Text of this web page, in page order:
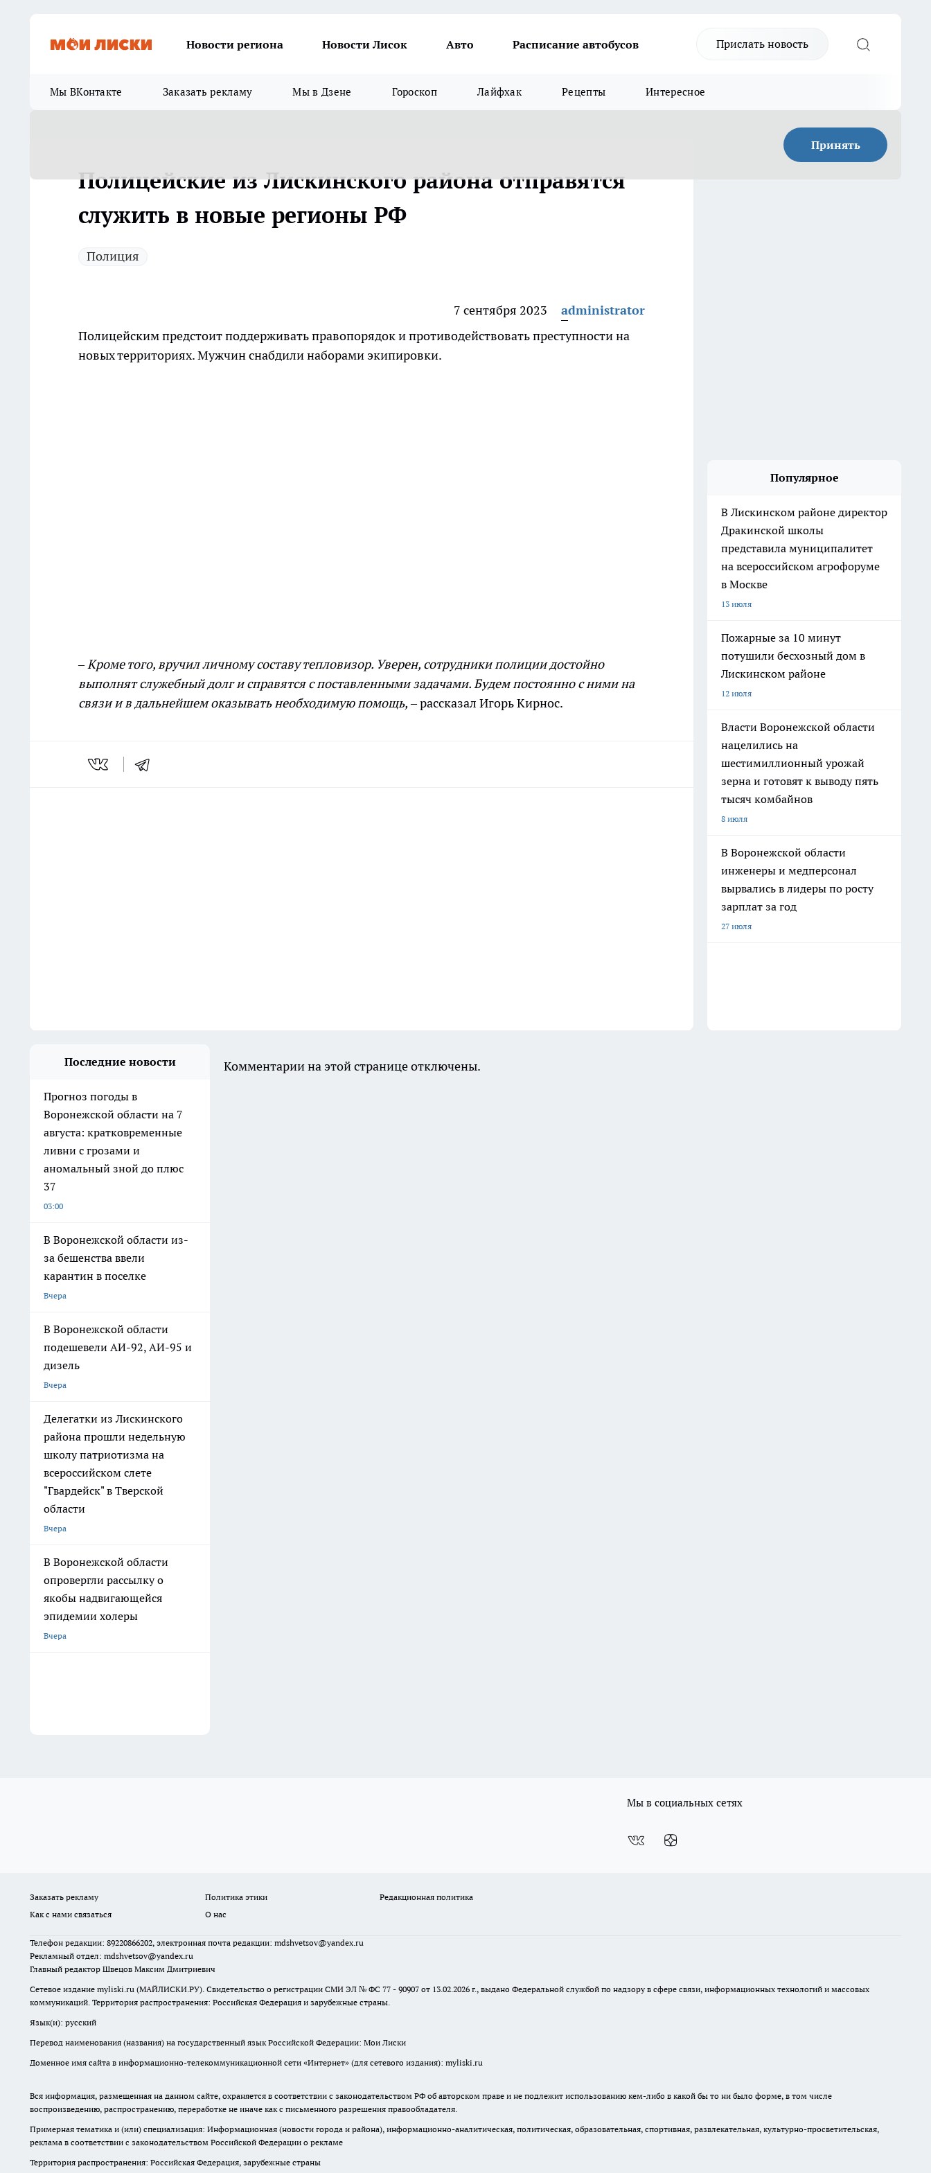
Новости региона Новости Лисок Авто Расписание автобусов Прислать новость
Мы ВКонтакте Заказать рекламу Мы в Дзене Гороскоп Лайфхак Рецепты Интересное
Принять
Полицейские из Лискинского района отправятся
служить в новые регионы РФ
Полиция
7 сентября 2023
administrator
Полицейским предстоит поддерживать правопорядок и противодействовать преступности на
новых территориях. Мужчин снабдили наборами экипировки.
– Кроме того, вручил личному составу тепловизор. Уверен, сотрудники полиции достойно
выполнят служебный долг и справятся с поставленными задачами. Будем постоянно с ними на
связи и в дальнейшем оказывать необходимую помощь,– рассказал Игорь Кирнос.
Популярное
В Лискинском районе директор
Дракинской школы
представила муниципалитет
на всероссийском агрофоруме
в Москве
13 июля
Пожарные за 10 минут
потушили бесхозный дом в
Лискинском районе
12 июля
Власти Воронежской области
нацелились на
шестимиллионный урожай
зерна и готовят к выводу пять
тысяч комбайнов
8 июля
В Воронежской области
инженеры и медперсонал
вырвались в лидеры по росту
зарплат за год
27 июля
Последние новости
Прогноз погоды в
Воронежской области на 7
августа: кратковременные
ливни с грозами и
аномальный зной до плюс
37
03:00
В Воронежской области из-
за бешенства ввели
карантин в поселке
Вчера
В Воронежской области
подешевели АИ-92, АИ-95 и
дизель
Вчера
Делегатки из Лискинского
района прошли недельную
школу патриотизма на
всероссийском слете
"Гвардейск" в Тверской
области
Вчера
В Воронежской области
опровергли рассылку о
якобы надвигающейся
эпидемии холеры
Вчера
Комментарии на этой странице отключены.
Мы в социальных сетях
Заказать рекламу Политика этики
Редакционная политика
Как с нами связаться
О нас
Телефон редакции: 89220866202, электронная почта редакции: mdshvetsov@yandex.ru
Рекламный отдел: mdshvetsov@yandex.ru
Главный редактор Швецов Максим Дмитриевич
Сетевое издание myliski.ru (МАЙЛИСКИ.РУ). Свидетельство о регистрации СМИ ЭЛ № ФС 77 - 90907 от 13.02.2026 г., выдано Федеральной службой по надзору в сфере связи, информационных технологий и массовых
коммуникаций. Территория распространения: Российская Федерация и зарубежные страны.
Язык(и): русский
Перевод наименования (названия) на государственный язык Российской Федерации: Мои Лиски
Доменное имя сайта в информационно-телекоммуникационной сети «Интернет» (для сетевого издания): myliski.ru
Вся информация, размещенная на данном сайте, охраняется в соответствии с законодательством РФ об авторском праве и не подлежит использованию кем-либо в какой бы то ни было форме, в том числе
воспроизведению, распространению, переработке не иначе как с письменного разрешения правообладателя.
Примерная тематика и (или) специализация: Информационная (новости города и района), информационно-аналитическая, политическая, образовательная, спортивная, развлекательная, культурно-просветительская,
реклама в соответствии с законодательством Российской Федерации о рекламе
Территория распространения: Российская Федерация, зарубежные страны